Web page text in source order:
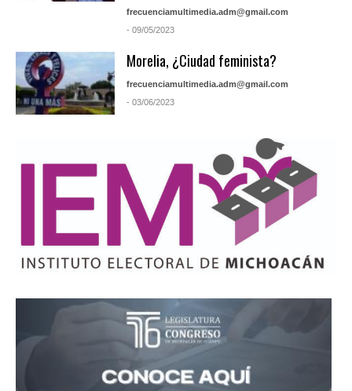
frecuenciamultimedia.adm@gmail.com
- 09/05/2023
Morelia, ¿Ciudad feminista?
frecuenciamultimedia.adm@gmail.com
- 03/06/2023